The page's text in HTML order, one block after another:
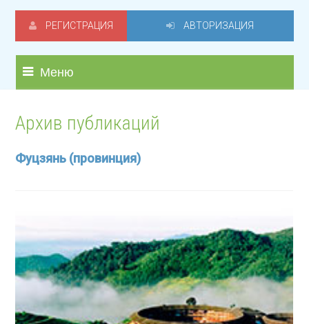
АВТОРИЗАЦИЯ
РЕГИСТРАЦИЯ
Меню
Архив публикаций
Фуцзянь (провинция)